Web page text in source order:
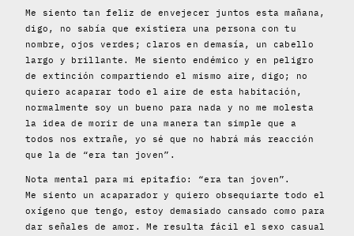
Me siento tan feliz de envejecer juntos esta mañana,
digo, no sabía que existiera una persona con tu
nombre, ojos verdes; claros en demasía, un cabello
largo y brillante. Me siento endémico y en peligro
de extinción compartiendo el mismo aire, digo; no
quiero acaparar todo el aire de esta habitación,
normalmente soy un bueno para nada y no me molesta
la idea de morir de una manera tan simple que a
todos nos extrañe, yo sé que no habrá más reacción
que la de “era tan joven”.
Nota mental para mi epitafio: “era tan joven”.
Me siento un acaparador y quiero obsequiarte todo el
oxígeno que tengo, estoy demasiado cansado como para
dar señales de amor. Me resulta fácil el sexo casual